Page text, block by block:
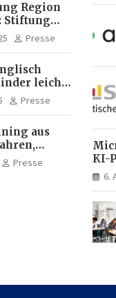
und
in
Region
Stiftung
Maaß
Presse
leicht
Presse
aus
online
Presse
KI-
6.